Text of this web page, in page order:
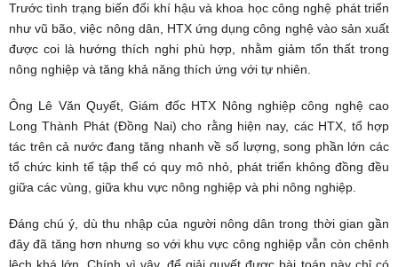
Trước tình trạng biến đổi khí hậu và khoa học công nghệ phát triển
như vũ bão, việc nông dân, HTX ứng dụng công nghệ vào sản xuất
được coi là hướng thích nghi phù hợp, nhằm giảm tổn thất trong
nông nghiệp và tăng khả năng thích ứng với tự nhiên.
Ông Lê Văn Quyết, Giám đốc HTX Nông nghiệp công nghệ cao
Long Thành Phát (Đồng Nai) cho rằng hiện nay, các HTX, tổ hợp
tác trên cả nước đang tăng nhanh về số lượng, song phần lớn các
tổ chức kinh tế tập thể có quy mô nhỏ, phát triển không đồng đều
giữa các vùng, giữa khu vực nông nghiệp và phi nông nghiệp.
Đáng chú ý, dù thu nhập của người nông dân trong thời gian gần
đây đã tăng hơn nhưng so với khu vực công nghiệp vẫn còn chênh